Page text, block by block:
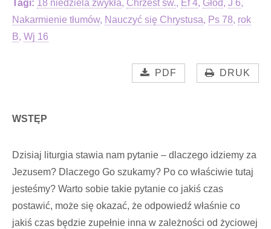
Tagi: 18 niedziela zwykła, Chrzest św., Ef 4, Głód, J 6,
Nakarmienie tłumów, Nauczyć się Chrystusa, Ps 78, rok
B, Wj 16
PDF DRUK
WSTĘP
Dzisiaj liturgia stawia nam pytanie – dlaczego idziemy za
Jezusem? Dlaczego Go szukamy? Po co właściwie tutaj
jesteśmy? Warto sobie takie pytanie co jakiś czas
postawić, może się okazać, że odpowiedź właśnie co
jakiś czas będzie zupełnie inna w zależności od życiowej